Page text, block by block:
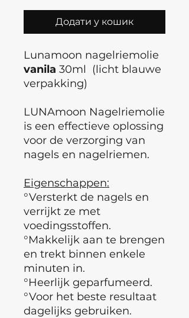
Додати у кошик
Lunamoon nagelriemolie
vanila 30ml (licht blauwe
verpakking)
LUNAmoon Nagelriemolie
is een effectieve oplossing
voor de verzorging van
nagels en nagelriemen.
Eigenschappen:
°Versterkt de nagels en
verrijkt ze met
voedingsstoffen.
°Makkelijk aan te brengen
en trekt binnen enkele
minuten in.
°Heerlijk geparfumeerd.
°Voor het beste resultaat
dagelijks gebruiken.